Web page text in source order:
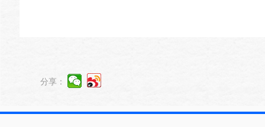
分享：